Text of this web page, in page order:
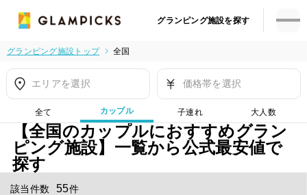
グランピング施設を探す
グランピング施設トップ 全国
エリアを選択 価格帯を選択
全て カップル 子連れ 大人数
【全国のカップルにおすすめグラン
ピング施設】一覧から公式最安値で
探す
該当件数 55件